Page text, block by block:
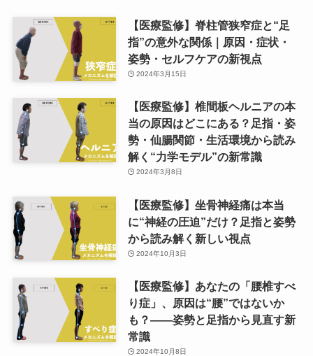
【医療監修】脊柱管狭窄症と“足
指”の意外な関係｜原因・症状・
姿勢・セルフケアの新視点
2024年3月15日
【医療監修】椎間板ヘルニアの本
当の原因はどこにある？足指・姿
勢・仙腸関節・生活環境から読み
解く“力学モデル”の新常識
2024年3月8日
【医療監修】坐骨神経痛は本当
に“神経の圧迫”だけ？足指と姿勢
から読み解く新しい視点
2024年10月3日
【医療監修】あなたの「腰椎すべ
り症」、原因は“腰”ではないか
も？——姿勢と足指から見直す新
常識
2024年10月8日